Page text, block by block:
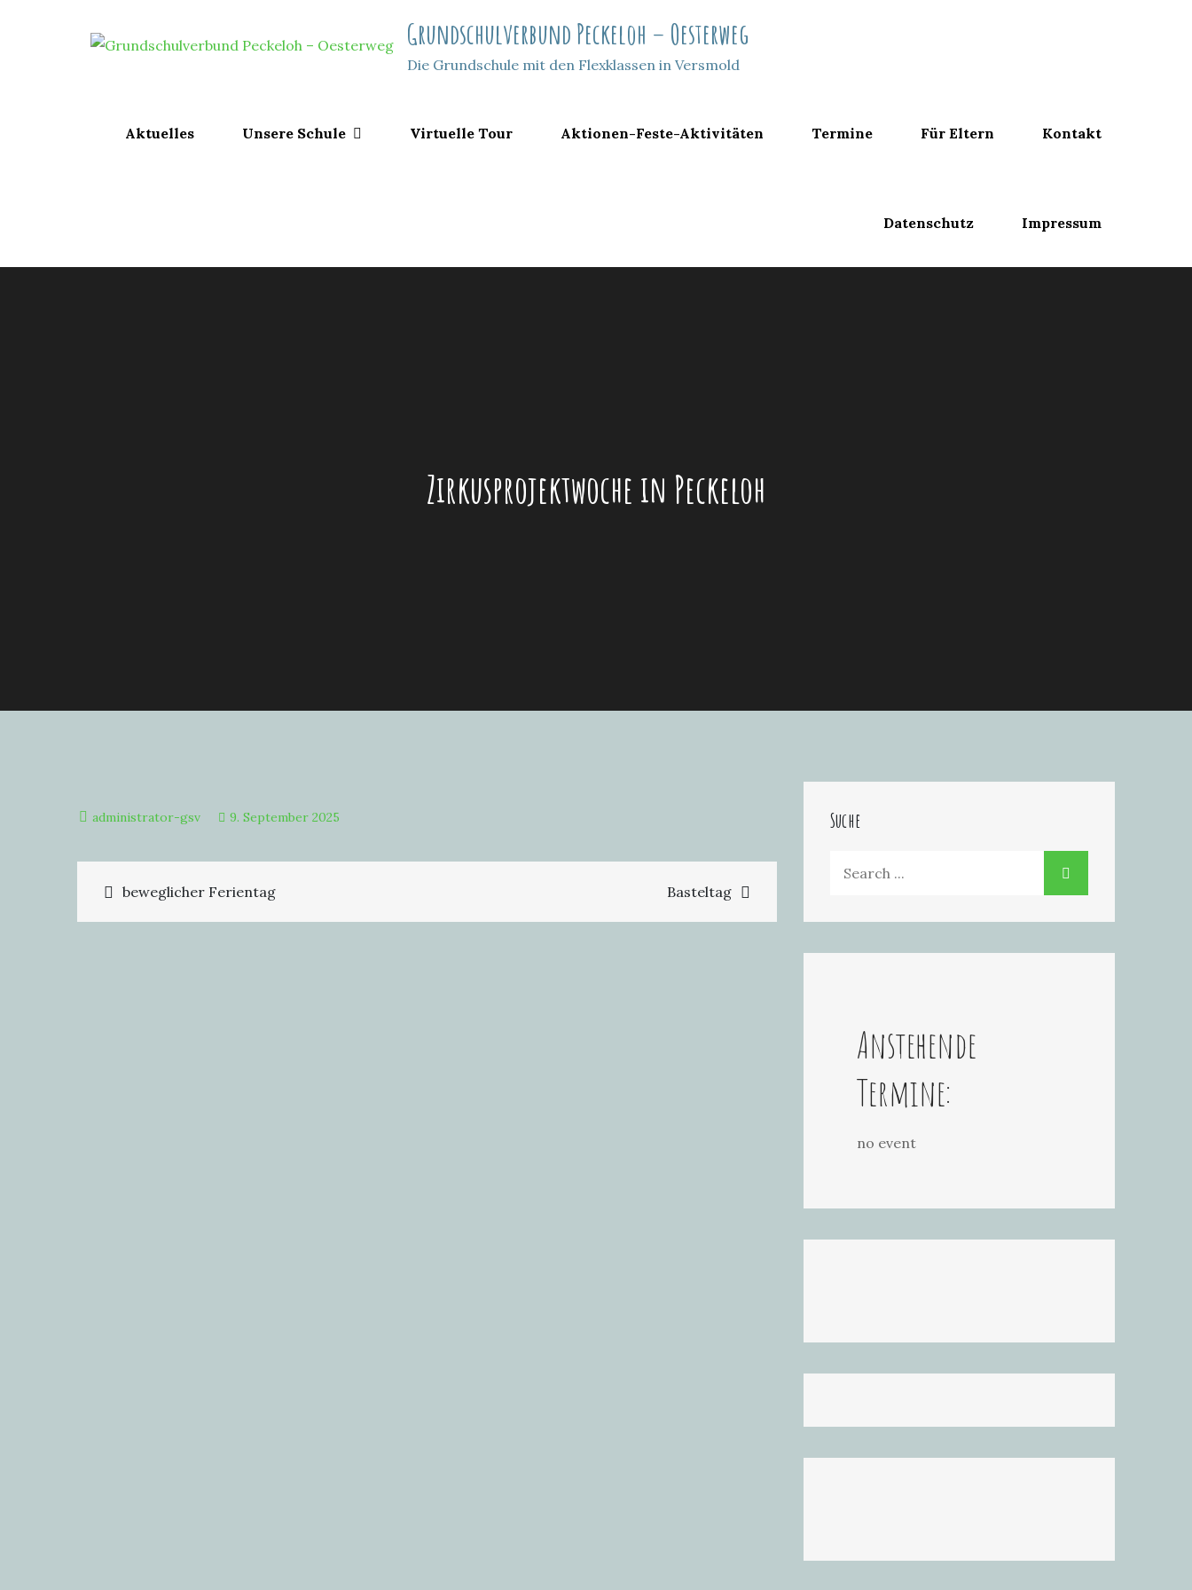
Grundschulverbund Peckeloh – Oesterweg
Die Grundschule mit den Flexklassen in Versmold
Aktuelles Unsere Schule Virtuelle Tour Aktionen-Feste-Aktivitäten Termine Für Eltern Kontakt
Datenschutz Impressum
Zirkusprojektwoche in Peckeloh
9. September 2025
Beitragsnavigation
beweglicher Ferientag Basteltag
Suche
Anstehende
Termine:
no event